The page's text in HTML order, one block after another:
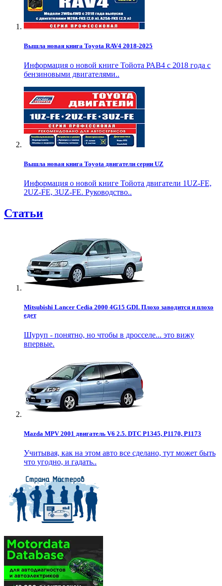
Вышла новая книга Toyota RAV4 2018-2025
Информация о новой книге Тойота РАВ4 с 2018 года с
бензиновыми двигателями..
Вышла новая книга Toyota двигатели серии UZ
Информация о новой книге Тойота двигатели 1UZ-FE,
2UZ-FE, 3UZ-FE. Руководство..
Статьи
Mitsubishi Lancer Cedia 2000 4G15 GDI. Плохо заводится и плохо
едет
Шуруп - понятно, но чтобы в дросселе... это вижу
впервые.
Mazda MPV 2001 двигатель V6 2.5. DTC P1345, P1170, P1173
Учитывая, как на этом авто все сделано, тут может быть
что угодно, и гадать..